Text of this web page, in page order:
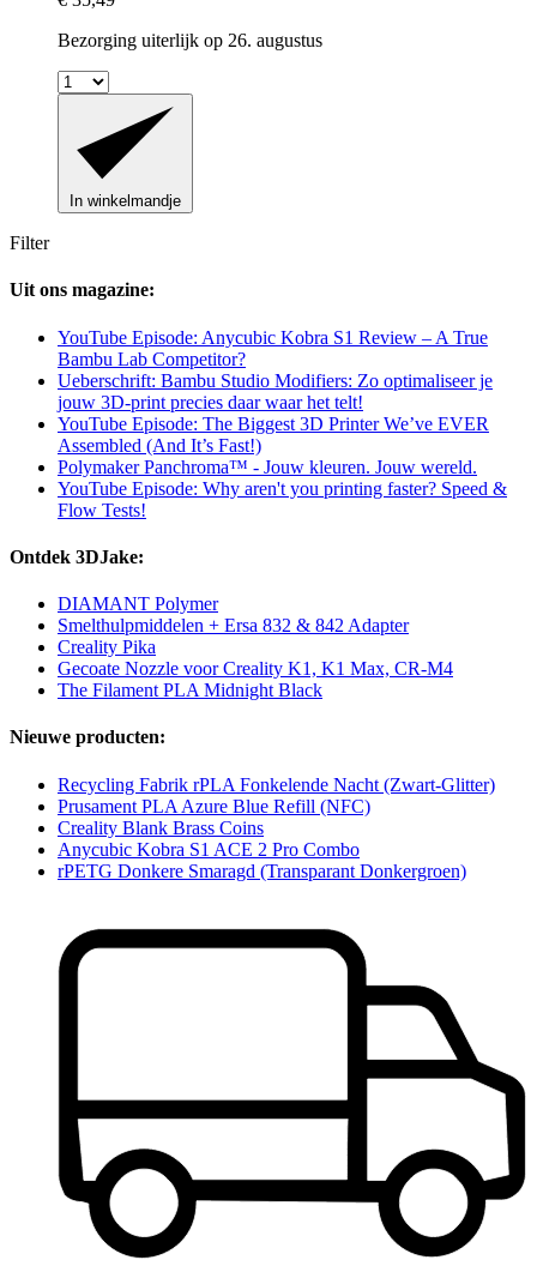
Bezorging uiterlijk op 26. augustus
In winkelmandje
Filter
Uit ons magazine:
YouTube Episode: Anycubic Kobra S1 Review – A True
Bambu Lab Competitor?
Ueberschrift: Bambu Studio Modifiers: Zo optimaliseer je
jouw 3D-print precies daar waar het telt!
YouTube Episode: The Biggest 3D Printer We’ve EVER
Assembled (And It’s Fast!)
Polymaker Panchroma™ - Jouw kleuren. Jouw wereld.
YouTube Episode: Why aren't you printing faster? Speed &
Flow Tests!
Ontdek 3DJake:
DIAMANT Polymer
Smelthulpmiddelen + Ersa 832 & 842 Adapter
Creality Pika
Gecoate Nozzle voor Creality K1, K1 Max, CR-M4
The Filament PLA Midnight Black
Nieuwe producten:
Recycling Fabrik rPLA Fonkelende Nacht (Zwart-Glitter)
Prusament PLA Azure Blue Refill (NFC)
Creality Blank Brass Coins
Anycubic Kobra S1 ACE 2 Pro Combo
rPETG Donkere Smaragd (Transparant Donkergroen)